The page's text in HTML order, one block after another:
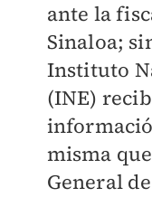
ante la
Sinaloa;
Instituto
(INE)
misma
General